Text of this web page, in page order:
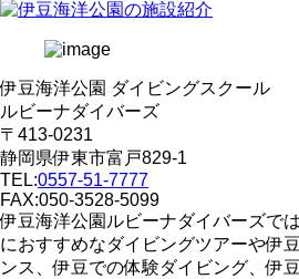
伊豆海洋公園 ダイビングスクール
ルビーナダイバーズ
〒413-0231
静岡県伊東市富戸829-1
TEL:0557-51-7777
FAX:050-3528-5099
伊豆海洋公園ルビーナダイバーズで
におすすめなダイビングツアーや伊
ンス、伊豆での体験ダイビング、伊